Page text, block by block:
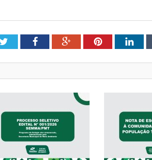
TwitterFacebookGoogle+Pinterest